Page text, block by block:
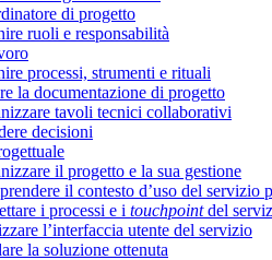
di progetto
ruoli e responsabilità
processi, strumenti e rituali
la documentazione di progetto
tavoli tecnici collaborativi
decisioni
il progetto e la sua gestione
il contesto d’uso del servizio
i processi e i touchpointdel
l’interfaccia utente del servizio
la soluzione ottenuta